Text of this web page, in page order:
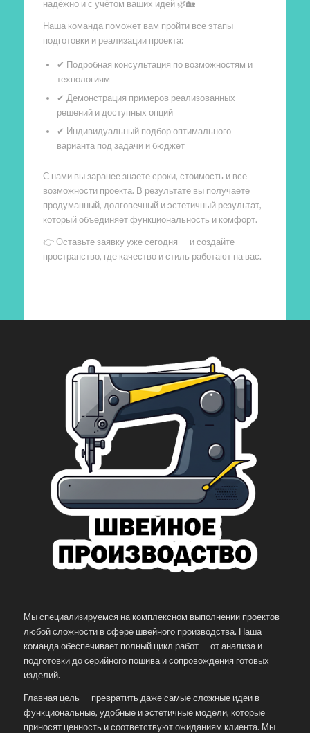
надёжно и с учётом ваших идей 🌿🏡
Наша команда поможет вам пройти все этапы
подготовки и реализации проекта:
✔ Подробная консультация по возможностям и
технологиям
✔ Демонстрация примеров реализованных
решений и доступных опций
✔ Индивидуальный подбор оптимального
варианта под задачи и бюджет
С нами вы заранее знаете сроки, стоимость и все
возможности проекта. В результате вы получаете
продуманный, долговечный и эстетичный результат,
который объединяет функциональность и комфорт.
👉 Оставьте заявку уже сегодня — и создайте
пространство, где качество и стиль работают на вас.
Мы специализируемся на комплексном выполнении проектов
любой сложности в сфере швейного производства. Наша
команда обеспечивает полный цикл работ — от анализа и
подготовки до серийного пошива и сопровождения готовых
изделий.
Главная цель — превратить даже самые сложные идеи в
функциональные, удобные и эстетичные модели, которые
приносят ценность и соответствуют ожиданиям клиента. Мы